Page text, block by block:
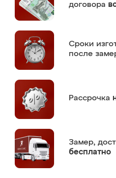
договора
Сроки
после
Рассрочка
Замер,
бесплатно